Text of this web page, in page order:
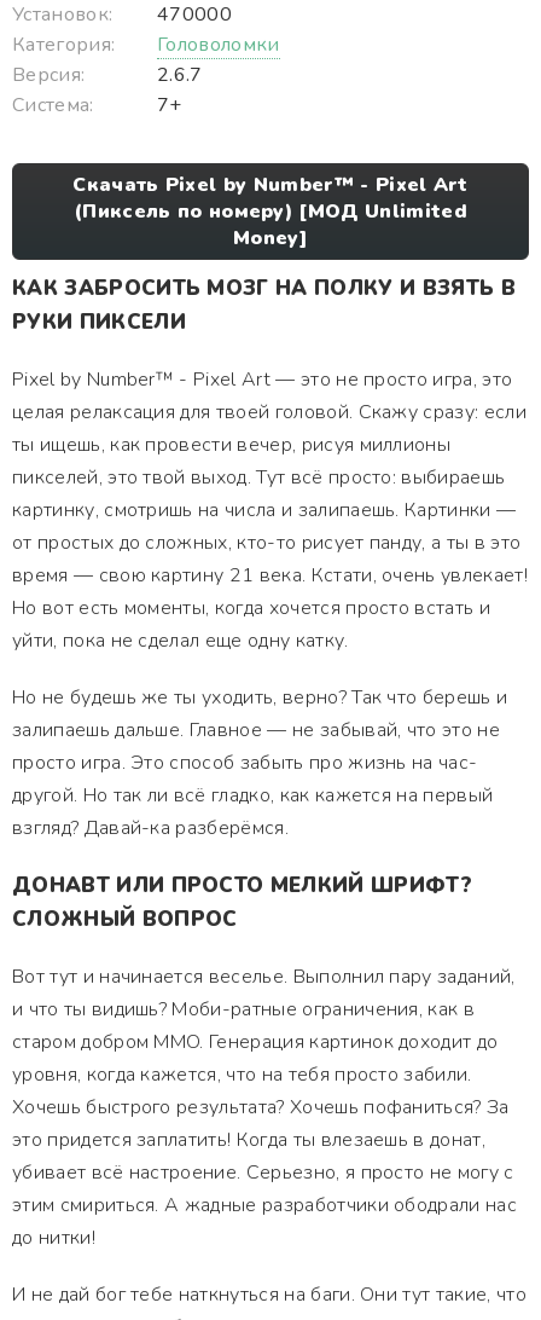
Установок:
470000
Категория:
Головоломки
Версия:
2.6.7
Система:
7+
Скачать Pixel by Number™ - Pixel Art
(Пиксель по номеру) [МОД Unlimited
Money]
КАК ЗАБРОСИТЬ МОЗГ НА ПОЛКУ И ВЗЯТЬ В
РУКИ ПИКСЕЛИ
Pixel by Number™ - Pixel Art — это не просто игра, это
целая релаксация для твоей головой. Скажу сразу: если
ты ищешь, как провести вечер, рисуя миллионы
пикселей, это твой выход. Тут всё просто: выбираешь
картинку, смотришь на числа и залипаешь. Картинки —
от простых до сложных, кто-то рисует панду, а ты в это
время — свою картину 21 века. Кстати, очень увлекает!
Но вот есть моменты, когда хочется просто встать и
уйти, пока не сделал еще одну катку.
Но не будешь же ты уходить, верно? Так что берешь и
залипаешь дальше. Главное — не забывай, что это не
просто игра. Это способ забыть про жизнь на час-
другой. Но так ли всё гладко, как кажется на первый
взгляд? Давай-ка разберёмся.
ДОНАВТ ИЛИ ПРОСТО МЕЛКИЙ ШРИФТ?
СЛОЖНЫЙ ВОПРОС
Вот тут и начинается веселье. Выполнил пару заданий,
и что ты видишь? Моби-ратные ограничения, как в
старом добром MMO. Генерация картинок доходит до
уровня, когда кажется, что на тебя просто забили.
Хочешь быстрого результата? Хочешь пофаниться? За
это придется заплатить! Когда ты влезаешь в донат,
убивает всё настроение. Серьезно, я просто не могу с
этим смириться. А жадные разработчики ободрали нас
до нитки!
И не дай бог тебе наткнуться на баги. Они тут такие, что